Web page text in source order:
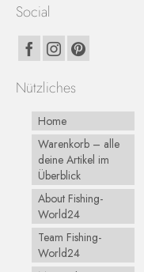
Social
Nützliches
Home
Warenkorb – alle
deine Artikel im
Überblick
About Fishing-
World24
Team Fishing-
World24